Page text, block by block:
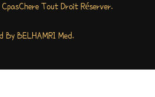
Tout Droit Réserver.
By BELHAMRI Med.